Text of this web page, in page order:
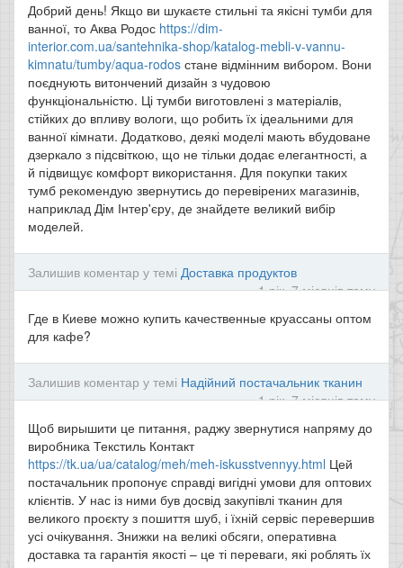
Добрий день! Якщо ви шукаєте стильні та якісні тумби для
ванної, то Аква Родос https://dim-
interior.com.ua/santehnika-shop/katalog-mebli-v-vannu-
kimnatu/tumby/aqua-rodos стане відмінним вибором. Вони
поєднують витончений дизайн з чудовою
функціональністю. Ці тумби виготовлені з матеріалів,
стійких до впливу вологи, що робить їх ідеальними для
ванної кімнати. Додатково, деякі моделі мають вбудоване
дзеркало з підсвіткою, що не тільки додає елегантності, а
й підвищує комфорт використання. Для покупки таких
тумб рекомендую звернутись до перевірених магазинів,
наприклад Дім Інтер'єру, де знайдете великий вибір
моделей.
Залишив коментар у темі Доставка продуктов
1 рік, 7 місяців тому
Где в Киеве можно купить качественные круассаны оптом
для кафе?
Залишив коментар у темі Надійний постачальник тканин
1 рік, 7 місяців тому
Щоб вирышити це питання, раджу звернутися напряму до
виробника Текстиль Контакт
https://tk.ua/ua/catalog/meh/meh-iskusstvennyy.html Цей
постачальник пропонує справді вигідні умови для оптових
клієнтів. У нас із ними був досвід закупівлі тканин для
великого проєкту з пошиття шуб, і їхній сервіс перевершив
усі очікування. Знижки на великі обсяги, оперативна
доставка та гарантія якості – це ті переваги, які роблять їх